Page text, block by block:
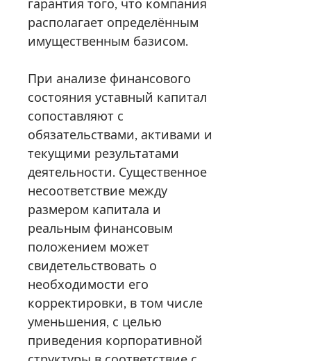
гарантия того, что компания
располагает определённым
имущественным базисом.
При анализе финансового
состояния уставный капитал
сопоставляют с
обязательствами, активами и
текущими результатами
деятельности. Существенное
несоответствие между
размером капитала и
реальным финансовым
положением может
свидетельствовать о
необходимости его
корректировки, в том числе
уменьшения, с целью
приведения корпоративной